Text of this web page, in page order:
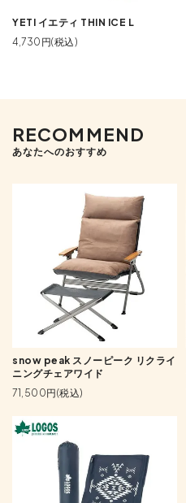
YETI イエティ THIN ICE L
4,730円(税込)
RECOMMEND
あなたへのおすすめ
snow peak スノーピーク リクライ
ニングチェアワイド
71,500円(税込)